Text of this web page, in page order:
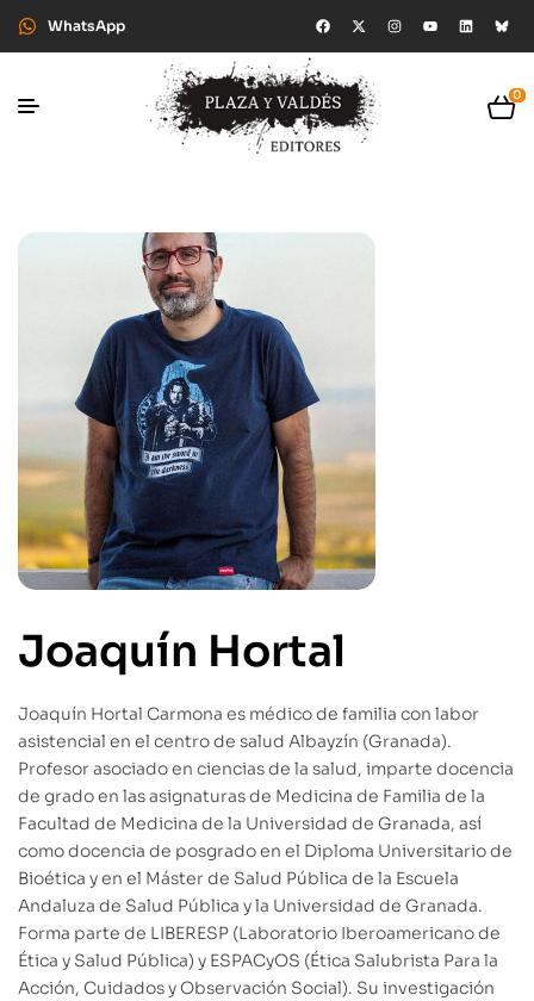
WhatsApp
0
Joaquín Hortal
Joaquín Hortal Carmona es médico de familia con labor
asistencial en el centro de salud Albayzín (Granada).
Profesor asociado en ciencias de la salud, imparte docencia
de grado en las asignaturas de Medicina de Familia de la
Facultad de Medicina de la Universidad de Granada, así
como docencia de posgrado en el Diploma Universitario de
Bioética y en el Máster de Salud Pública de la Escuela
Andaluza de Salud Pública y la Universidad de Granada.
Forma parte de LIBERESP (Laboratorio Iberoamericano de
Ética y Salud Pública) y ESPACyOS (Ética Salubrista Para la
Acción, Cuidados y Observación Social). Su investigación